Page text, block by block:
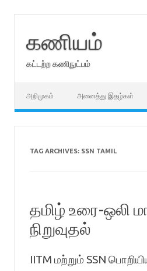
கணியம்
கட்டற்ற கணிநுட்பம்
அறிமுகம் அனைத்து இதழ்கள்
TAG ARCHIVES: SSN TAMIL
தமிழ் உரை-ஒலி
நிறுவுதல்
IITM மற்றும் SSN